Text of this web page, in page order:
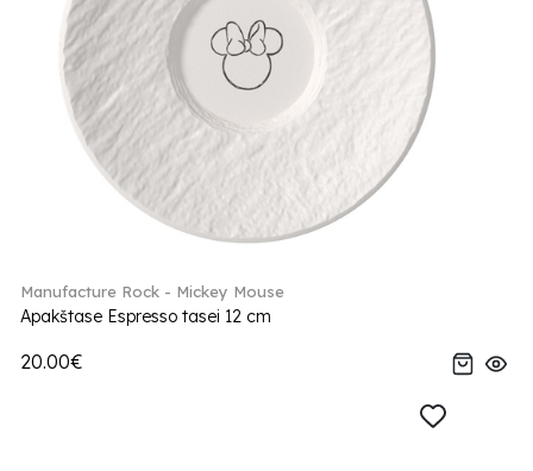
Manufacture Rock - Mickey Mouse
Apakštase Espresso tasei 12 cm
20.00€